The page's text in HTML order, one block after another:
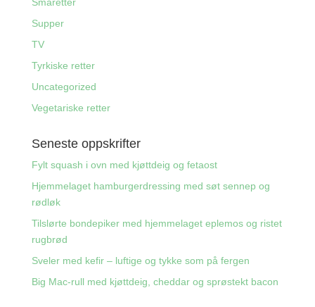
Supper
TV
Tyrkiske retter
Uncategorized
Vegetariske retter
Seneste oppskrifter
Fylt squash i ovn med kjøttdeig og fetaost
Hjemmelaget hamburgerdressing med søt sennep og
rødløk
Tilslørte bondepiker med hjemmelaget eplemos og ristet
rugbrød
Sveler med kefir – luftige og tykke som på fergen
Big Mac-rull med kjøttdeig, cheddar og sprøstekt bacon